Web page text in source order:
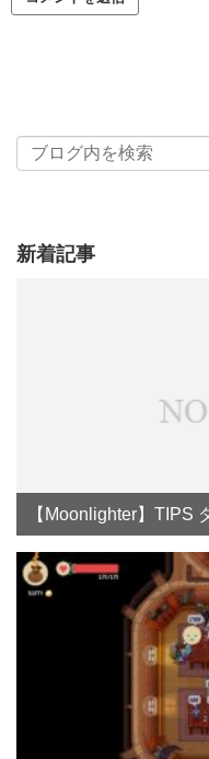
新着記事
【Moonlighter】TIPS